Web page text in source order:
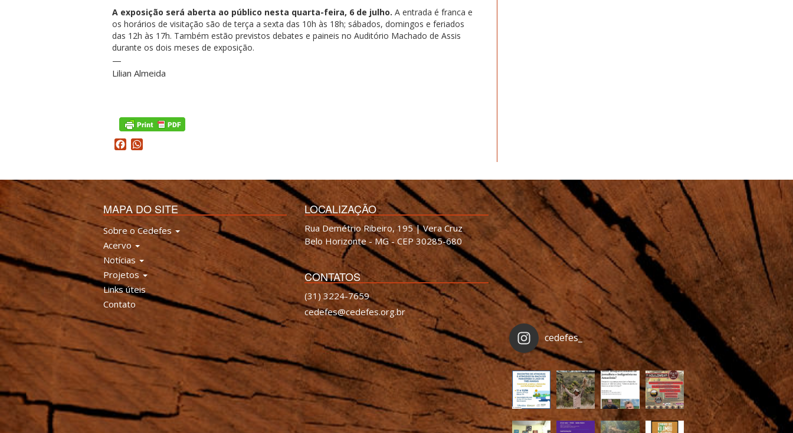
A exposição será aberta ao público nesta quarta-feira, 6 de julho. A entrada é franca e
os horários de visitação são de terça a sexta das 10h às 18h; sábados, domingos e feriados
das 12h às 17h. Também estão previstos debates e paineis no Auditório Machado de Assis
durante os dois meses de exposição.
—
Lilian Almeida
Facebook
MAPA DO SITE
Sobre o Cedefes
Acervo
Notícias
Projetos
Links úteis
Contato
LOCALIZAÇÃO
Rua Demétrio Ribeiro, 195 | Vera Cruz
Belo Horizonte - MG - CEP 30285-680
CONTATOS
(31) 3224-7659
cedefes@cedefes.org.br
cedefes_